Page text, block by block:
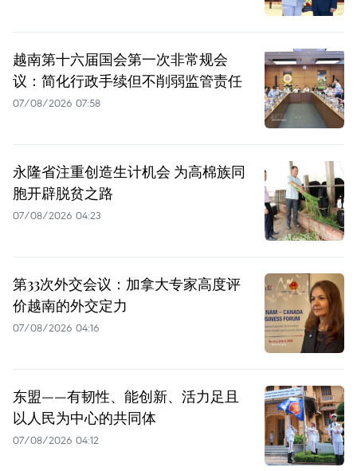
越南第十六届国会第一次非常规会
议：简化行政手续但不削弱监管责任
07/08/2026 07:58
永隆省注重创造生计机会 为高棉族同
胞开辟脱贫之路
07/08/2026 04:23
第33次外交会议：加拿大专家高度评
价越南的外交定力
07/08/2026 04:16
东盟——有韧性、能创新、活力足且
以人民为中心的共同体
07/08/2026 04:12